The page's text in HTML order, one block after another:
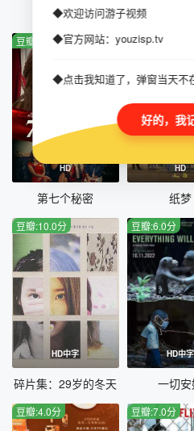
烈火天堂
HD
豆瓣:2.0分
第七个秘密
HD
豆瓣:3.0分
纸梦
HD中字
豆瓣:10.0分
碎片集：29岁的冬天
HD中字
豆瓣:6.0分
一切
豆瓣:4.0分 豆瓣:7.0分
◆欢迎访问游子视频
◆官方网站：youzisp.tv
◆点击我知道了，弹窗当天不
好的，我